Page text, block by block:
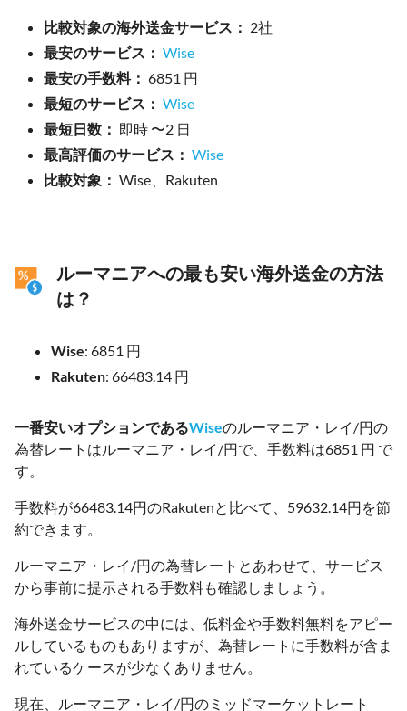
比較対象の海外送金サービス： 2社
最安のサービス： Wise
最安の手数料： 6851 円
最短のサービス： Wise
最短日数： 即時 〜2 日
最高評価のサービス： Wise
比較対象： Wise、Rakuten
ルーマニアへの最も安い海外送金の方法
は？
Wise: 6851 円
Rakuten: 66483.14 円
一番安いオプションであるWiseのルーマニア・レイ/円の
為替レートはルーマニア・レイ/円で、手数料は6851 円 で
す。
手数料が66483.14円のRakutenと比べて、59632.14円を節
約できます。
ルーマニア・レイ/円の為替レートとあわせて、サービス
から事前に提示される手数料も確認しましょう。
海外送金サービスの中には、低料金や手数料無料をアピー
ルしているものもありますが、為替レートに手数料が含ま
れているケースが少なくありません。
現在、ルーマニア・レイ/円のミッドマーケットレート